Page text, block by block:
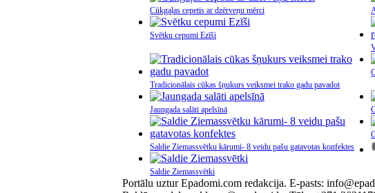
Cūkgaļas cepetis ar dzērveņu mērci
Svētku cepumi Ezīši
Tradicionālais cūkas šņukurs veiksmei trako gadu pavadot
Jaungada salāti apelsīnā
Saldie Ziemassvētku kārumi- 8 veidu pašu gatavotas konfektes
Saldie Ziemassvētki
Portālu uztur Epadomi.com redakcija. E-pasts: